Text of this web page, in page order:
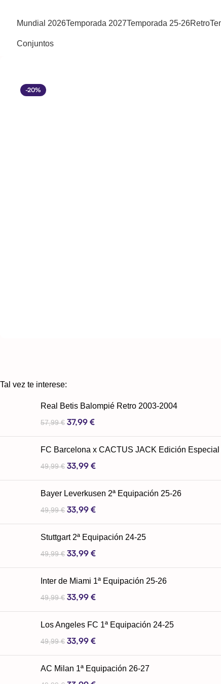
Mundial 2026Temporada 2027Temporada 25-26Retro
Conjuntos
-20%
Tal vez te interese:
Real Betis Balompié Retro 2003-2004
57,99€ 37,99 €
FC Barcelona x CACTUS JACK Edición Especial
49,99€ 33,99 €
Bayer Leverkusen 2ª Equipación 25-26
49,99€ 33,99 €
Stuttgart 2ª Equipación 24-25
49,99€ 33,99 €
Inter de Miami 1ª Equipación 25-26
49,99€ 33,99 €
Los Angeles FC 1ª Equipación 24-25
49,99€ 33,99 €
AC Milan 1ª Equipación 26-27